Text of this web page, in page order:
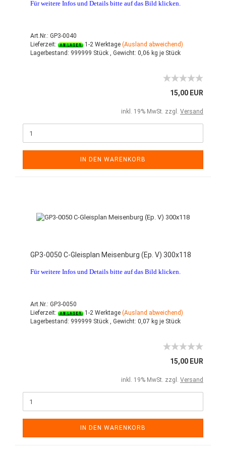
Für weitere Infos und Details bitte auf das Bild klicken.
Art.Nr.: GP3-0040
Lieferzeit:
1-2 Werktage (Ausland abweichend)
Lagerbestand: 999999 Stück , Gewicht: 0,06 kg je Stück
15,00 EUR
inkl. 19% MwSt. zzgl. Versand
IN DEN WARENKORB
GP3-0050 C-Gleisplan Meisenburg (Ep. V) 300x118
Für weitere Infos und Details bitte auf das Bild klicken.
Art.Nr.: GP3-0050
Lieferzeit:
1-2 Werktage (Ausland abweichend)
Lagerbestand: 999999 Stück , Gewicht: 0,07 kg je Stück
15,00 EUR
inkl. 19% MwSt. zzgl. Versand
IN DEN WARENKORB